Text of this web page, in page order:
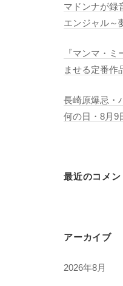
マドンナが録
エンジャル～
『マンマ・
ませる定番作
長崎原爆忌・
何の日・8月9
最近のコメン
アーカイブ
2026年8月